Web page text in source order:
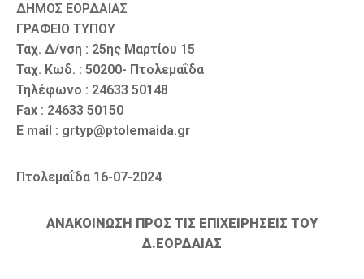
ΔΗΜΟΣ ΕΟΡΔΑΙΑΣ
ΓΡΑΦΕΙΟ ΤΥΠΟΥ
Ταχ. Δ/νση : 25ης Μαρτίου 15
Ταχ. Κωδ. : 50200- Πτολεμαΐδα
Τηλέφωνο : 24633 50148
Fax : 24633 50150
E mail : grtyp@ptolemaida.gr
Πτολεμαΐδα 16-07-2024
ΑΝΑΚΟΙΝΩΣΗ ΠΡΟΣ ΤΙΣ ΕΠΙΧΕΙΡΗΣΕΙΣ ΤΟΥ
Δ.ΕΟΡΔΑΙΑΣ